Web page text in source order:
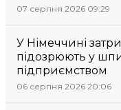
07 серпня 2026 09:29
У Німеччині
підозрюють у
підприємством
06 серпня 2026 20:06